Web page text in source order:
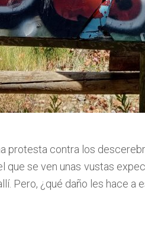
protesta contra los
que se ven unas vustas
Pero, ¿qué daño les hace